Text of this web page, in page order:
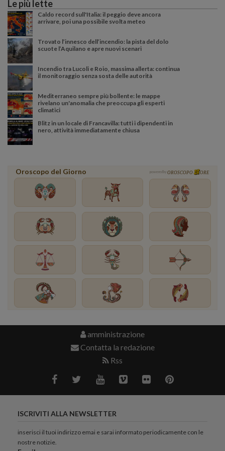
Le più lette
Caldo record sull'Italia: il peggio deve ancora
arrivare, poi una possibile svolta meteo
Trovato l’innesco dell’incendio: la pista del dolo
scuote l’Aquilano e apre nuovi scenari
Incendio tra Lucoli e Roio, massima allerta: continua
il monitoraggio senza sosta delle autorità
Mediterraneo sempre più bollente: le mappe
rivelano un'anomalia che preoccupa gli esperti
climatici
Blitz in un locale di Francavilla: tutti i dipendenti in
nero, attività immediatamente chiusa
Oroscopo del Giorno powered by OROSCOPO ORE
amministrazione
Contatta la redazione
Rss
ISCRIVITI ALLA NEWSLETTER
inserisci il tuoi indirizzo emai e sarai informato periodicamente con le
nostre notizie.